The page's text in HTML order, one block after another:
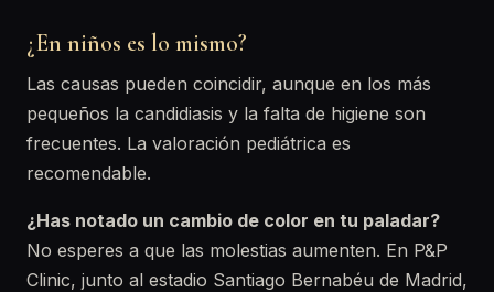
¿En niños es lo mismo?
Las causas pueden coincidir, aunque en los más
pequeños la candidiasis y la falta de higiene son
frecuentes. La valoración pediátrica es
recomendable.
¿Has notado un cambio de color en tu paladar?
No esperes a que las molestias aumenten. En P&P
Clinic, junto al estadio Santiago Bernabéu de Madrid,